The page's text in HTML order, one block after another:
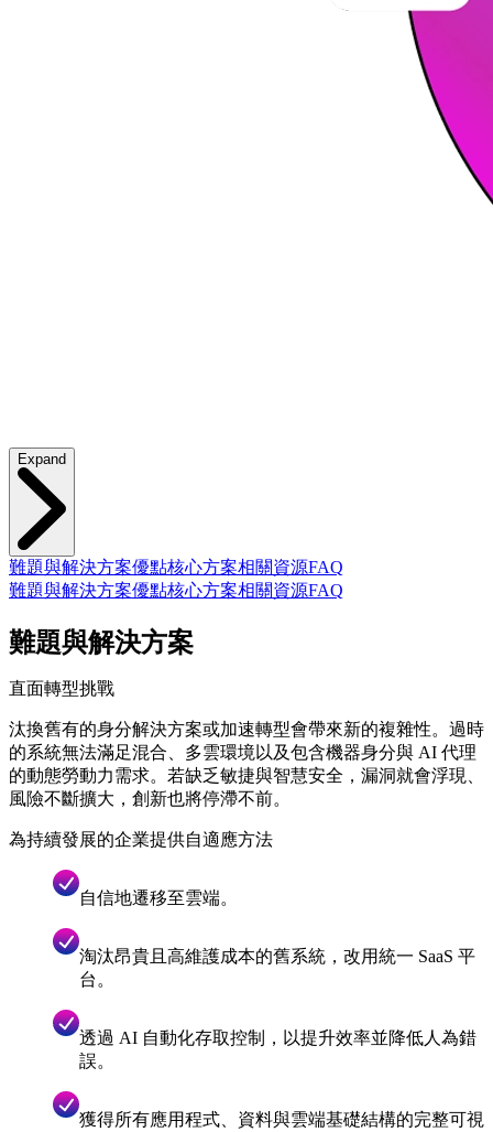
Expand
難題與解決方案優點核心方案相關資源FAQ
難題與解決方案優點核心方案相關資源FAQ
難題與解決方案
直面轉型挑戰
汰換舊有的身分解決方案或加速轉型會帶來新的複雜性。過時
的系統無法滿足混合、多雲環境以及包含機器身分與 AI 代理
的動態勞動力需求。若缺乏敏捷與智慧安全，漏洞就會浮現、
風險不斷擴大，創新也將停滯不前。
為持續發展的企業提供自適應方法
自信地遷移至雲端。
淘汰昂貴且高維護成本的舊系統，改用統一 SaaS 平
台。
透過 AI 自動化存取控制，以提升效率並降低人為錯
誤。
獲得所有應用程式、資料與雲端基礎結構的完整可視